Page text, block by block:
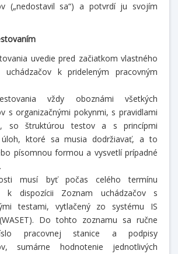
(„nedostavil sa“) a potvrdí ju svojím
uvedie pred začiatkom vlastného
uchádzačov k prideleným pracovným
vždy oboznámi všetkých
s organizačnými pokynmi, s pravidlami
so štruktúrou testov a s princípmi
ktoré sa musia dodržiavať, a to
písomnou formou a vysvetlí prípadné
musí byť počas celého termínu
k dispozícii Zoznam uchádzačov s
testami, vytlačený zo systému IS
Do tohto zoznamu sa ručne
pracovnej stanice a podpisy
sumárne hodnotenie jednotlivých